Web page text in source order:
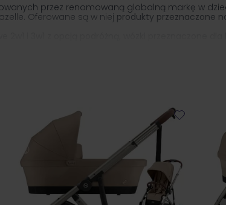
przez renomowaną globalną markę w
Oferowane są w niej produkty przeznaczone